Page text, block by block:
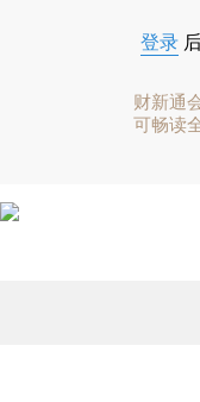
登录
财新通
可畅读